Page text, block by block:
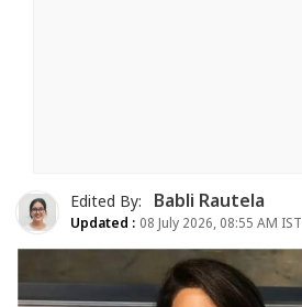
Edited By: Babli Rautela
Updated : 08 July 2026, 08:55 AM IST